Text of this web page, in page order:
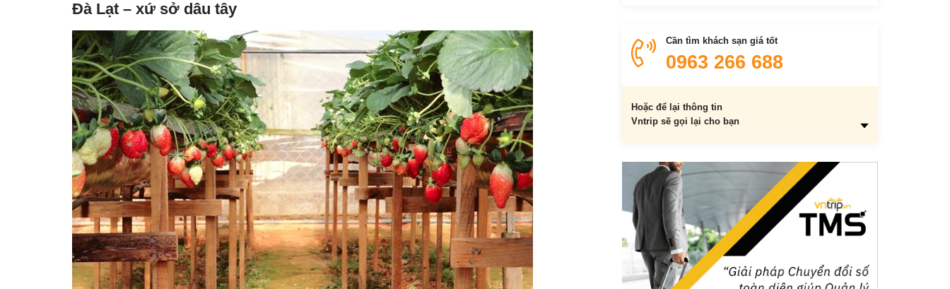
Đà Lạt – xứ sở dâu tây
Cần tìm khách sạn giá tốt
0963 266 688
Hoặc để lại thông tin
Vntrip sẽ gọi lại cho bạn